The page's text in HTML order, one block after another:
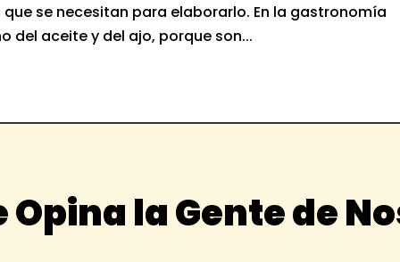
se necesitan para elaborarlo. En la gastronomía
del aceite y del ajo, porque son...
Opina la Gente de